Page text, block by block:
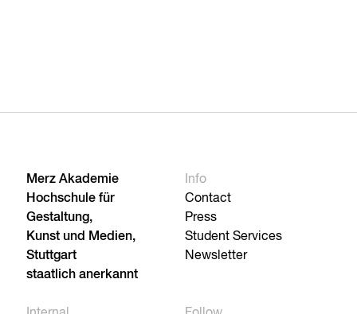
Merz Akademie
Hochschule für
Gestaltung,
Kunst und Medien,
Stuttgart
staatlich anerkannt
Info
Contact
Press
Student Services
Newsletter